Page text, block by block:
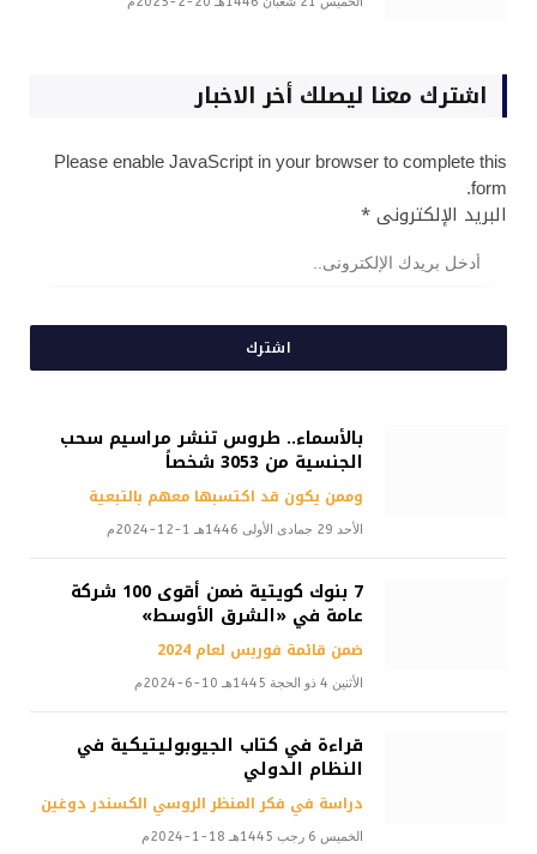
اشترك معنا ليصلك أخر الاخبار
Please enable JavaScript in your browser to complete this
form.
البريد الإلكترونى*
اشترك
بالأسماء.. طروس تنشر مراسيم سحب
الجنسية من 3053 شخصاً
وممن يكون قد اكتسبها معهم بالتبعية
الأحد 29 جمادى الأولى 1446هـ 1-12-2024م
7 بنوك كويتية ضمن أقوى 100 شركة
عامة في «الشرق الأوسط»
ضمن قائمة فوربس لعام 2024
الأثنين 4 ذو الحجة 1445هـ 10-6-2024م
قراءة في كتاب الجيوبوليتيكية في
النظام الدولي
دراسة في فكر المنظر الروسي الكسندر دوغين
الخميس 6 رجب 1445هـ 18-1-2024م